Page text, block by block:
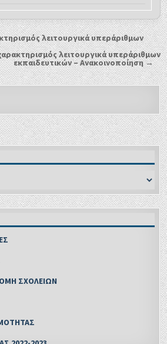
λειτουργικά υπεράριθμων
λειτουργικά υπεράριθμων
εκπαιδευτικών – Ανακοινοποίηση →
ΣΧΟΛΕΙΩΝ